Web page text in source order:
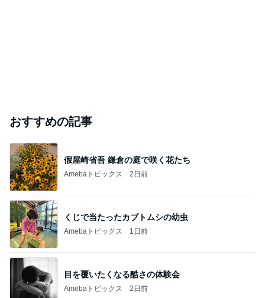
おすすめの記事
假屋崎省吾 鎌倉の庭で咲く花たち
Amebaトピックス 2日前
くじで当たったカブトムシの幼虫
Amebaトピックス 1日前
目を覆いたくなる酷さの体験会
Amebaトピックス 2日前